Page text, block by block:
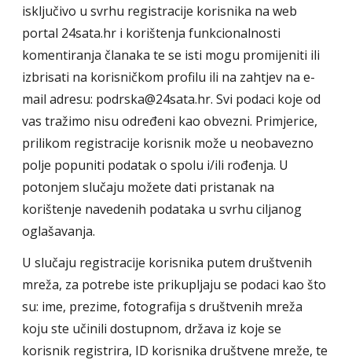
isključivo u svrhu registracije korisnika na web
portal 24sata.hr i korištenja funkcionalnosti
komentiranja članaka te se isti mogu promijeniti ili
izbrisati na korisničkom profilu ili na zahtjev na e-
mail adresu: podrska@24sata.hr. Svi podaci koje od
vas tražimo nisu određeni kao obvezni. Primjerice,
prilikom registracije korisnik može u neobavezno
polje popuniti podatak o spolu i/ili rođenja. U
potonjem slučaju možete dati pristanak na
korištenje navedenih podataka u svrhu ciljanog
oglašavanja.
U slučaju registracije korisnika putem društvenih
mreža, za potrebe iste prikupljaju se podaci kao što
su: ime, prezime, fotografija s društvenih mreža
koju ste učinili dostupnom, država iz koje se
korisnik registrira, ID korisnika društvene mreže, te